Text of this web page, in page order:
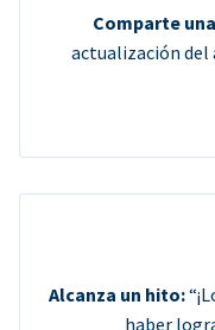
Comparte
actualización del
Alcanza un hito:
haber